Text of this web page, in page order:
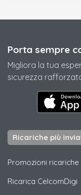
Porta sempre
Migliora la tua
sicurezza
Ricariche più
Promozioni ricariche
Ricarica CelcomDigi